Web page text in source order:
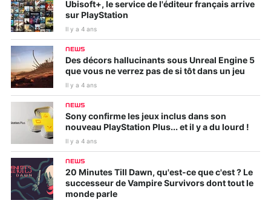
Ubisoft+, le service de l'éditeur français arrive
sur PlayStation
Il y a 4 ans
NEWS
Des décors hallucinants sous Unreal Engine 5
que vous ne verrez pas de si tôt dans un jeu
Il y a 4 ans
NEWS
Sony confirme les jeux inclus dans son
nouveau PlayStation Plus... et il y a du lourd !
Il y a 4 ans
NEWS
20 Minutes Till Dawn, qu'est-ce que c'est ? Le
successeur de Vampire Survivors dont tout le
monde parle